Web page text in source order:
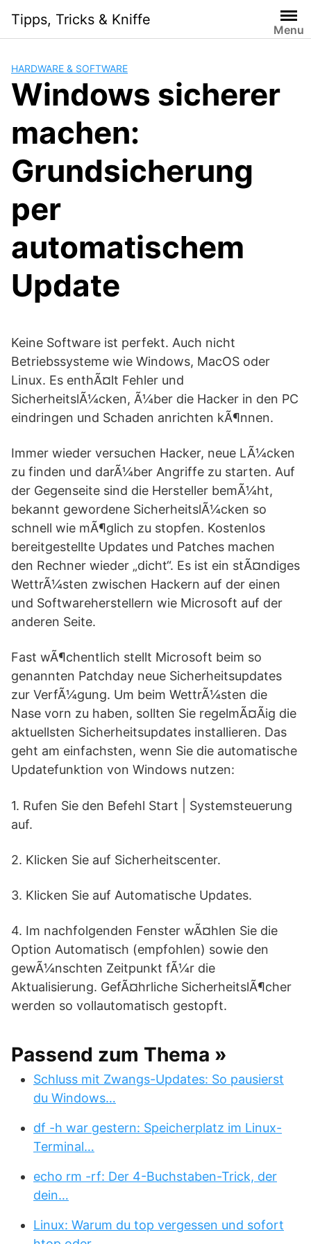
content
Tipps, Tricks & Kniffe
Menu
HARDWARE & SOFTWARE
Windows sicherer
machen:
Grundsicherung
per
automatischem
Update
Keine Software ist perfekt. Auch nicht
Betriebssysteme wie Windows, MacOS oder
Linux. Es enthÃ¤lt Fehler und
SicherheitslÃ¼cken, Ã¼ber die Hacker in den PC
eindringen und Schaden anrichten kÃ¶nnen.
Immer wieder versuchen Hacker, neue LÃ¼cken
zu finden und darÃ¼ber Angriffe zu starten. Auf
der Gegenseite sind die Hersteller bemÃ¼ht,
bekannt gewordene SicherheitslÃ¼cken so
schnell wie mÃ¶glich zu stopfen. Kostenlos
bereitgestellte Updates und Patches machen
den Rechner wieder „dicht“. Es ist ein stÃ¤ndiges
WettrÃ¼sten zwischen Hackern auf der einen
und Softwareherstellern wie Microsoft auf der
anderen Seite.
Fast wÃ¶chentlich stellt Microsoft beim so
genannten Patchday neue Sicherheitsupdates
zur VerfÃ¼gung. Um beim WettrÃ¼sten die
Nase vorn zu haben, sollten Sie regelmÃ¤Ãig die
aktuellsten Sicherheitsupdates installieren. Das
geht am einfachsten, wenn Sie die automatische
Updatefunktion von Windows nutzen:
1. Rufen Sie den Befehl Start | Systemsteuerung
auf.
2. Klicken Sie auf Sicherheitscenter.
3. Klicken Sie auf Automatische Updates.
4. Im nachfolgenden Fenster wÃ¤hlen Sie die
Option Automatisch (empfohlen) sowie den
gewÃ¼nschten Zeitpunkt fÃ¼r die
Aktualisierung. GefÃ¤hrliche SicherheitslÃ¶cher
werden so vollautomatisch gestopft.
Passend zum Thema »
Schluss mit Zwangs-Updates: So pausierst
du Windows…
df -h war gestern: Speicherplatz im Linux-
Terminal…
echo rm -rf: Der 4-Buchstaben-Trick, der
dein…
Linux: Warum du top vergessen und sofort